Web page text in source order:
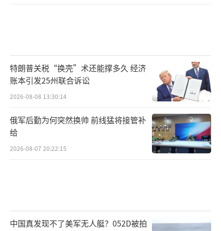
特朗普关税“换壳”术还能撑多久 经济
账本引发25州联合诉讼
2026-08-08 13:30:14
俄军后勤为何突然换帅 前线猛将接管补
给
2026-08-07 20:22:15
中国真发现不了美军无人艇？052D被拍